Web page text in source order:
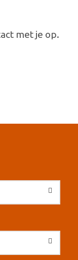
met je op.